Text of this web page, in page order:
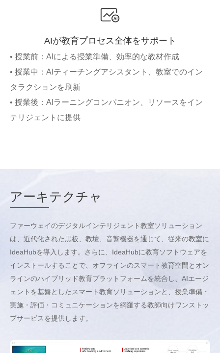
AIが教育プロセス全体をサポート
• 授業前：AIによる授業準備、効率的な教材作成
• 授業中：AIティーチングアシスタント、教室でのイン
タラクションを刷新
• 授業後：AIラーニングコンパニオン、リソースをイン
テリジェントに提供
アーキテクチャ
ファーウェイのデジタルインテリジェント教室ソリューション
は、近代化された黒板、教壇、音響機器を通じて、従来の教室に
IdeaHubを導入します。さらに、IdeaHubに教育ソフトウェアを
インストールすることで、オフラインのスマート教育空間とオン
ラインのハイブリッド教育プラットフォームを統合し、AIエージ
ェントを基盤としたスマート教育ソリューションと、授業準備・
実施・評価・コミュニケーションを網羅する教師向けワンストッ
プサービスを提供します。